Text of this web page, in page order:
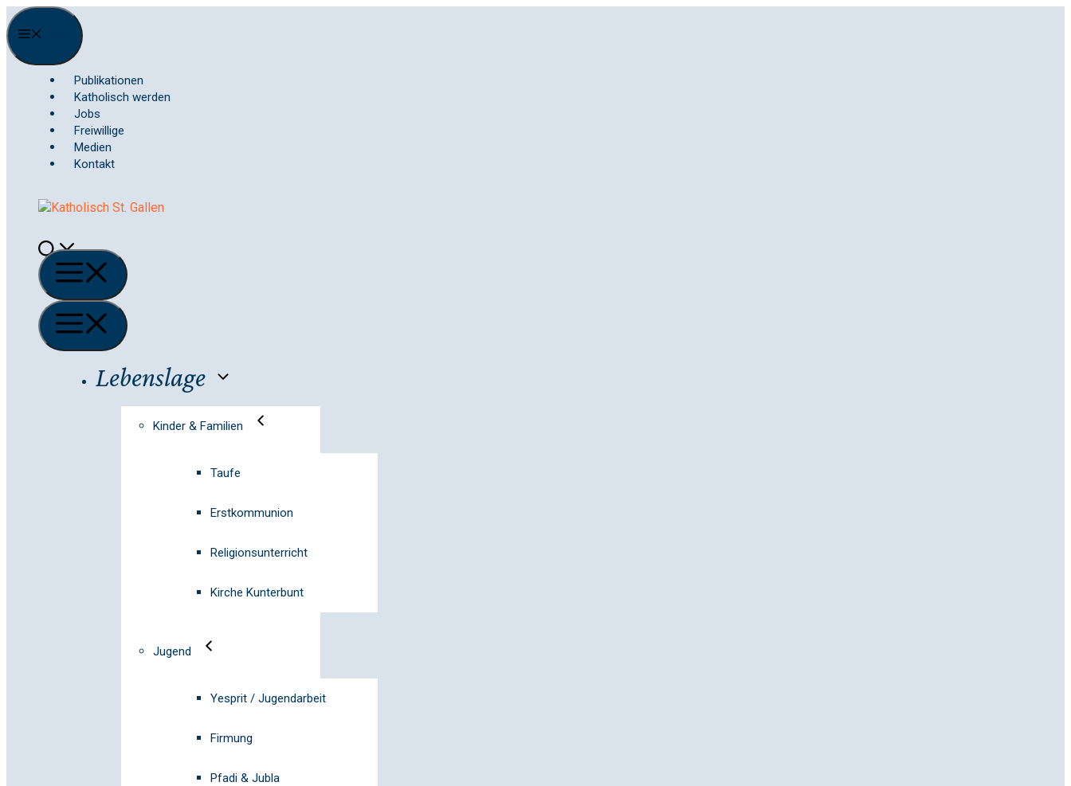
Springe
zum
Inhalt
Publikationen
Katholisch werden
Jobs
Freiwillige
Medien
Kontakt
Menü
Menü
Lebenslage
Kinder & Familien
Taufe
Erstkommunion
Religionsunterricht
Kirche Kunterbunt
Jugend
Yesprit / Jugendarbeit
Firmung
Pfadi & Jubla